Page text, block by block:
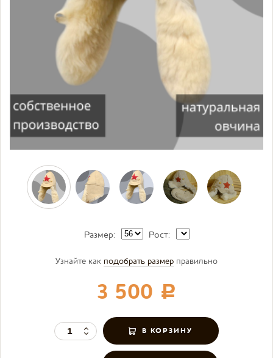
Узнайте как подобрать размер правильно
3 500 c
Размер: Рост: